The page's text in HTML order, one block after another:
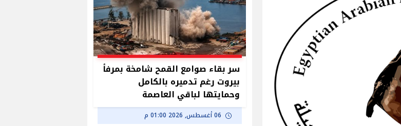
سر بقاء صوامع القمح شامخة بمرفأ
بيروت رغم تدميره بالكامل
وحمايتها لباقي العاصمة
06 أغسطس, 2026 01:00 م